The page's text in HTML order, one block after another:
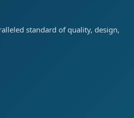
standard of quality, design,